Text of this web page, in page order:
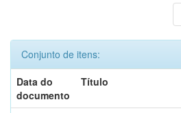
Conjunto de itens:
Data do
documento
Título